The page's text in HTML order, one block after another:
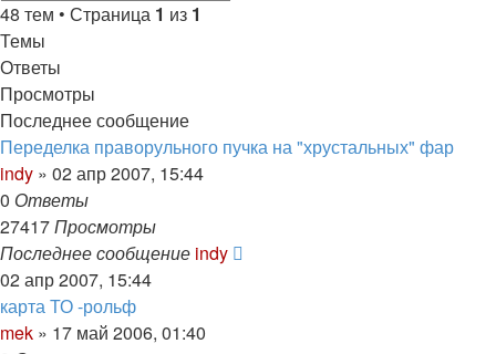
48 тем • Страница 1 из 1
Темы
Ответы
Просмотры
Последнее сообщение
Переделка праворульного пучка на "хрустальных" фар
indy » 02 апр 2007, 15:44
0 Ответы
27417Просмотры
Последнее сообщение indy
02 апр 2007, 15:44
карта ТО -рольф
mek » 17 май 2006, 01:40